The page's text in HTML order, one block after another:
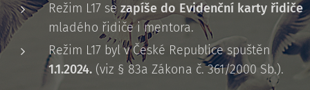
Režim L17 se zapíše do Evidenční karty řidiče
mladého řidiče i mentora.
Režim L17 byl v České Republice spuštěn
1.1.2024. (viz § 83a Zákona č. 361/2000 Sb.).